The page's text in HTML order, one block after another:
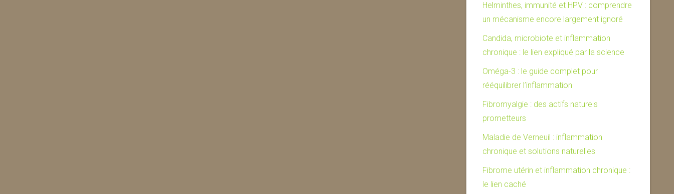
Helminthes, immunité et HPV : comprendre
un mécanisme encore largement ignoré
Candida, microbiote et inflammation
chronique : le lien expliqué par la science
Oméga-3 : le guide complet pour
rééquilibrer l’inflammation
Fibromyalgie : des actifs naturels
prometteurs
Maladie de Verneuil : inflammation
chronique et solutions naturelles
Fibrome utérin et inflammation chronique :
le lien caché